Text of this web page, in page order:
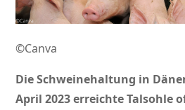
©Canva
Die Schweinehaltung in
April 2023 erreichte Talsohle